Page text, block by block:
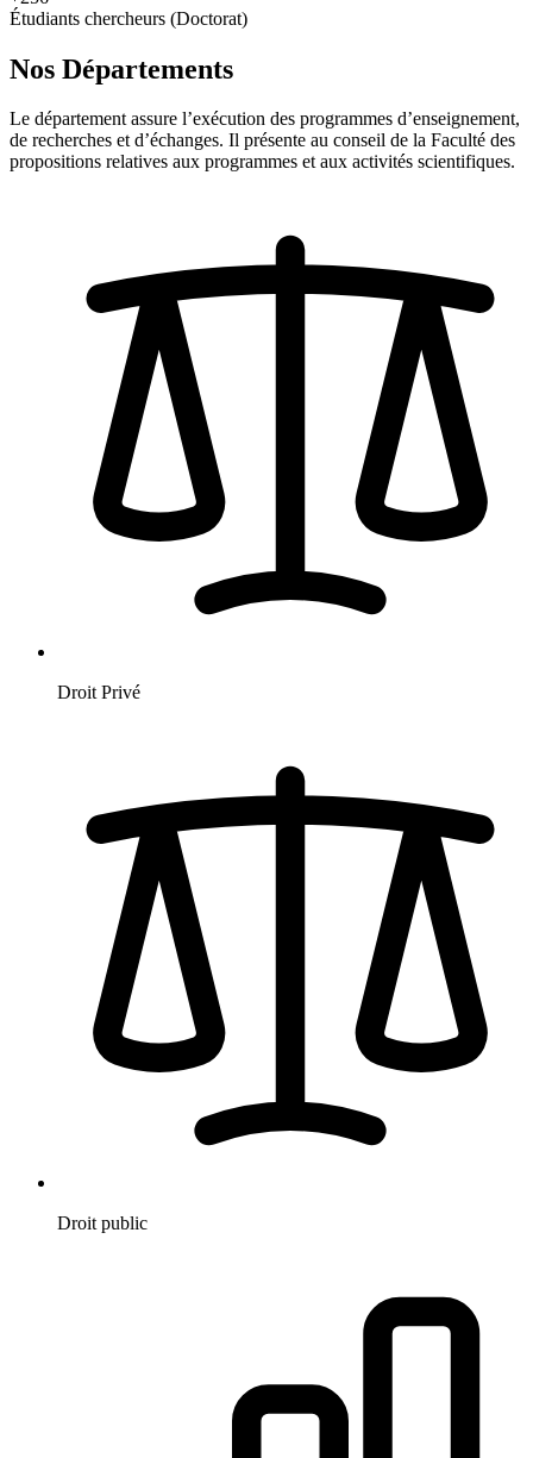
Étudiants chercheurs (Doctorat)
Nos Départements
Le département assure l’exécution des programmes d’enseignement,
de recherches et d’échanges. Il présente au conseil de la Faculté des
propositions relatives aux programmes et aux activités scientifiques.
Droit Privé
Droit public